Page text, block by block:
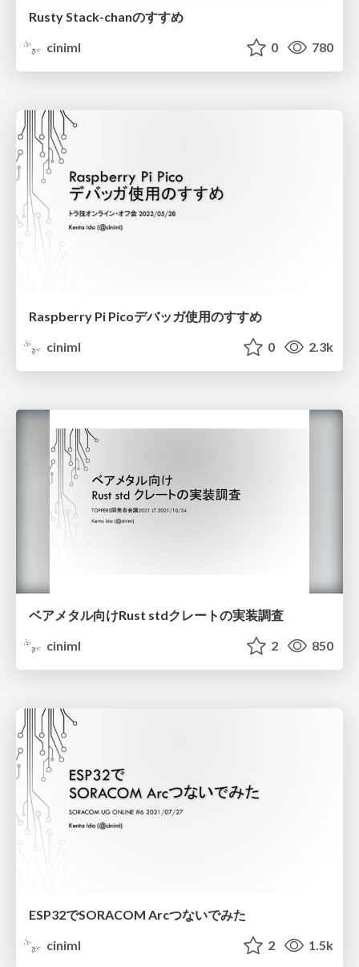
Rusty Stack-chanのすすめ
ciniml
0 780
Raspberry Pi Picoデバッガ使用のすすめ
ciniml
0 2.3k
ベアメタル向けRust stdクレートの実装調査
ciniml
2 850
ESP32でSORACOM Arcつないでみた
ciniml
2 1.5k